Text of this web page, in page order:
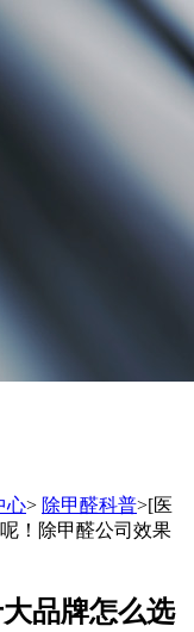
心> 除甲醛科普>[医
！除甲醛公司效果
品牌怎么选